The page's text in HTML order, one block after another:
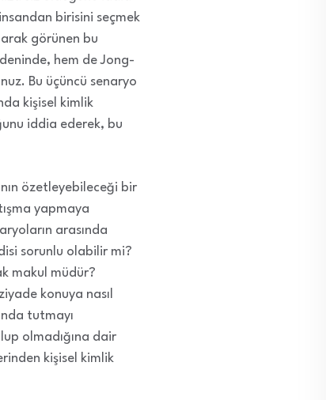
birisini seçmek
görünen bu
hem de Jong-
Bu üçüncü senaryo
kişisel kimlik
iddia ederek, bu
özetleyebileceği bir
yapmaya
arasında
sorunlu olabilir mi?
makul müdür?
konuya nasıl
tutmayı
olmadığına dair
kişisel kimlik